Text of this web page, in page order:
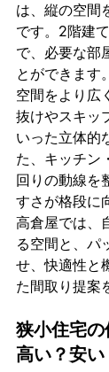
は、縦の空間
です。2階建
で、必要な部
とができます。
空間をより広
抜けやスキッ
いった立体的
た、キッチン
回りの動線を
すさが格段に
高倉屋では、
る空間と、パ
せ、快適性と
た間取り提案
狭小住宅
高い？安い